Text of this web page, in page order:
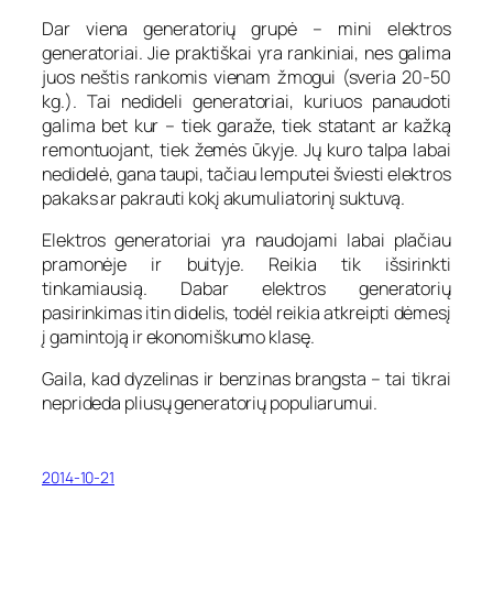
Dar viena generatorių grupė – mini elektros
generatoriai. Jie praktiškai yra rankiniai, nes galima
juos neštis rankomis vienam žmogui (sveria 20-50
kg.). Tai nedideli generatoriai, kuriuos panaudoti
galima bet kur – tiek garaže, tiek statant ar kažką
remontuojant, tiek žemės ūkyje. Jų kuro talpa labai
nedidelė, gana taupi, tačiau lemputei šviesti elektros
pakaks ar pakrauti kokį akumuliatorinį suktuvą.
Elektros generatoriai yra naudojami labai plačiau
pramonėje ir buityje. Reikia tik išsirinkti
tinkamiausią. Dabar elektros generatorių
pasirinkimas itin didelis, todėl reikia atkreipti dėmesį
į gamintoją ir ekonomiškumo klasę.
Gaila, kad dyzelinas ir benzinas brangsta – tai tikrai
neprideda pliusų generatorių populiarumui.
2014-10-21